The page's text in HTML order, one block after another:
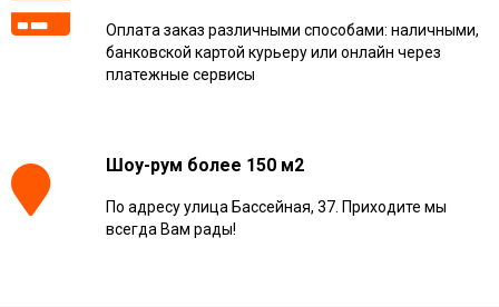
Оплата заказ различными способами: наличными,
банковской картой курьеру или онлайн через
платежные сервисы
Шоу-рум более 150 м2
По адресу улица Бассейная, 37. Приходите мы
всегда Вам рады!